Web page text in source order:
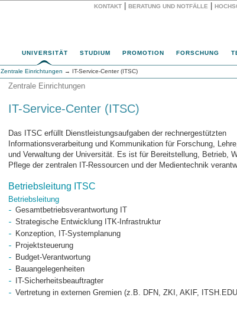
KONTAKT BERATUNG UND NOTFÄLLE
UNIVERSITÄT STUDIUM PROMOTION FORSCHUNG
Zentrale Einrichtungen → IT-Service-Center (ITSC)
Zentrale Einrichtungen
IT-Service-Center (ITSC)
Das ITSC erfüllt Dienstleistungsaufgaben der rechnergestützten
Informationsverarbeitung und Kommunikation für Forschung,
und Verwaltung der Universität. Es ist für Bereitstellung, Betrieb,
Pflege der zentralen IT-Ressourcen und der Medientechnik
Betriebsleitung ITSC
Betriebsleitung
Gesamtbetriebsverantwortung IT
Strategische Entwicklung ITK-Infrastruktur
Konzeption, IT-Systemplanung
Projektsteuerung
Budget-Verantwortung
Bauangelegenheiten
IT-Sicherheitsbeauftragter
Vertretung in externen Gremien (z.B. DFN, ZKI, AKIF,